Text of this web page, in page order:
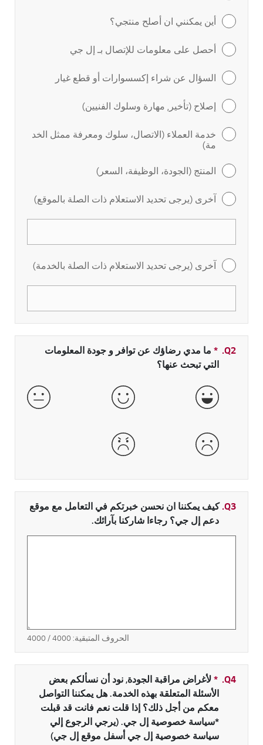
أين يمكنني ان أصلح منتجي؟
أحصل على معلومات للإتصال بـ إل جي
السؤال عن شراء إكسسوارات أو قطع غيار
إصلاح (تأخير, مهارة وسلوك الفنيين)
خدمة العملاء (الاتصال، سلوك ومعرفة ممثل الخد
مة)
المنتج (الجودة، الوظيفة، السعر)
آخرى (يرجى تحديد الاستعلام ذات الصلة بالموقع)
آخرى (يرجى تحديد الاستعلام ذات الصلة بالخدمة)
Q2.
* حقل مطلوب
ما مدي رضاؤك عن توافر و جودة المعلومات
التي تبحث عنها؟
جيدة جداً جيدة عادية
سيئة سيئة جداً
Q3. كيف يمكننا ان نحسن خبرتكم في التعامل مع موقع
دعم إل جي؟ رجاءا شاركنا بآرائك.
الحروف المتبقية:4000
/ 4000
Q4.
*حقل مطلوب
لأغراض مراقبة الجودة, نود أن نسألكم بعض
الأسئلة المتعلقة بهذه الخدمة. هل يمكننا التواصل
معكم من أجل ذلك؟ إذا قلت نعم فانت قد قبلت
*سياسة خصوصية إل جي. (يرجي الرجوع إلي
سياسة خصوصية إل جي أسفل موقع إل جي)